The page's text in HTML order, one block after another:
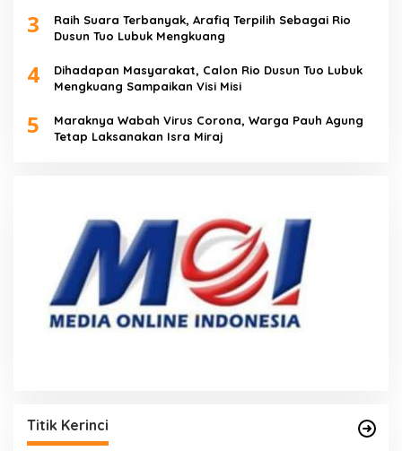
3
Raih Suara Terbanyak, Arafiq Terpilih Sebagai Rio
Dusun Tuo Lubuk Mengkuang
4
Dihadapan Masyarakat, Calon Rio Dusun Tuo Lubuk
Mengkuang Sampaikan Visi Misi
5
Maraknya Wabah Virus Corona, Warga Pauh Agung
Tetap Laksanakan Isra Miraj
Titik Kerinci